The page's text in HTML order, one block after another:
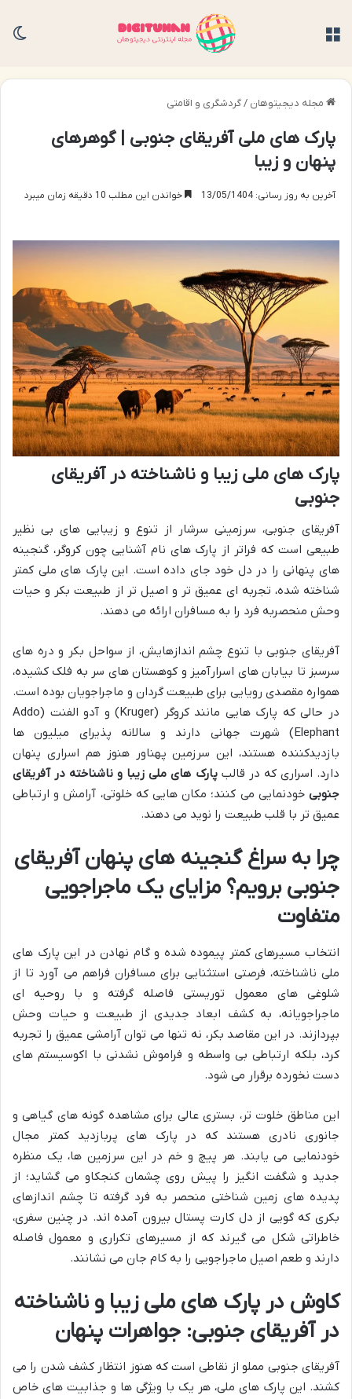
مجله دیجیتوهان /گردشگری و اقامتی
پارک های ملی آفریقای جنوبی | گوهرهای
پنهان و زیبا
آخرین به روز رسانی: 13/05/1404 خواندن این مطلب 10 دقیقه زمان میبرد
پارک های ملی زیبا و ناشناخته در آفریقای
جنوبی
آفریقای جنوبی، سرزمینی سرشار از تنوع و زیبایی های بی نظیر
طبیعی است که فراتر از پارک های نام آشنایی چون کروگر، گنجینه
های پنهانی را در دل خود جای داده است. این پارک های ملی کمتر
شناخته شده، تجربه ای عمیق تر و اصیل تر از طبیعت بکر و حیات
وحش منحصربه فرد را به مسافران ارائه می دهند.
آفریقای جنوبی با تنوع چشم اندازهایش، از سواحل بکر و دره های
سرسبز تا بیابان های اسرارآمیز و کوهستان های سر به فلک کشیده،
همواره مقصدی رویایی برای طبیعت گردان و ماجراجویان بوده است.
در حالی که پارک هایی مانند کروگر (Kruger) و آدو الفنت (Addo
Elephant) شهرت جهانی دارند و سالانه پذیرای میلیون ها
بازدیدکننده هستند، این سرزمین پهناور هنوز هم اسراری پنهان
دارد. اسراری که در قالبپارک های ملی زیبا و ناشناخته در آفریقای
جنوبی خودنمایی می کنند؛ مکان هایی که خلوتی، آرامش و ارتباطی
عمیق تر با قلب طبیعت را نوید می دهند.
چرا به سراغ گنجینه های پنهان آفریقای
جنوبی برویم؟ مزایای یک ماجراجویی
متفاوت
انتخاب مسیرهای کمتر پیموده شده و گام نهادن در این پارک های
ملی ناشناخته، فرصتی استثنایی برای مسافران فراهم می آورد تا از
شلوغی های معمول توریستی فاصله گرفته و با روحیه ای
ماجراجویانه، به کشف ابعاد جدیدی از طبیعت و حیات وحش
بپردازند. در این مقاصد بکر، نه تنها می توان آرامشی عمیق را تجربه
کرد، بلکه ارتباطی بی واسطه و فراموش نشدنی با اکوسیستم های
دست نخورده برقرار می شود.
این مناطق خلوت تر، بستری عالی برای مشاهده گونه های گیاهی و
جانوری نادری هستند که در پارک های پربازدید کمتر مجال
خودنمایی می یابند. هر پیچ و خم در این سرزمین ها، یک منظره
جدید و شگفت انگیز را پیش روی چشمان کنجکاو می گشاید؛ از
پدیده های زمین شناختی منحصر به فرد گرفته تا چشم اندازهای
بکری که گویی از دل کارت پستال بیرون آمده اند. در چنین سفری،
خاطراتی شکل می گیرند که از مسیرهای تکراری و معمول فاصله
دارند و طعم اصیل ماجراجویی را به کام جان می نشانند.
کاوش در پارک های ملی زیبا و ناشناخته
در آفریقای جنوبی: جواهرات پنهان
آفریقای جنوبی مملو از نقاطی است که هنوز انتظار کشف شدن را می
کشند. این پارک های ملی، هر یک با ویژگی ها و جذابیت های خاص